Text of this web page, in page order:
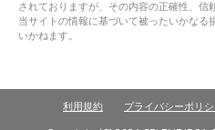
されておりますが、その内容の正確性、信
当サイトの情報に基づいて被ったいかなる
いかねます。
利用規約 プライバシーポリ